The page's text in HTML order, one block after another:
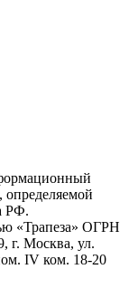
определяемой
РФ.
«Трапеза» ОГРН
г. Москва, ул.
IV ком. 18-20